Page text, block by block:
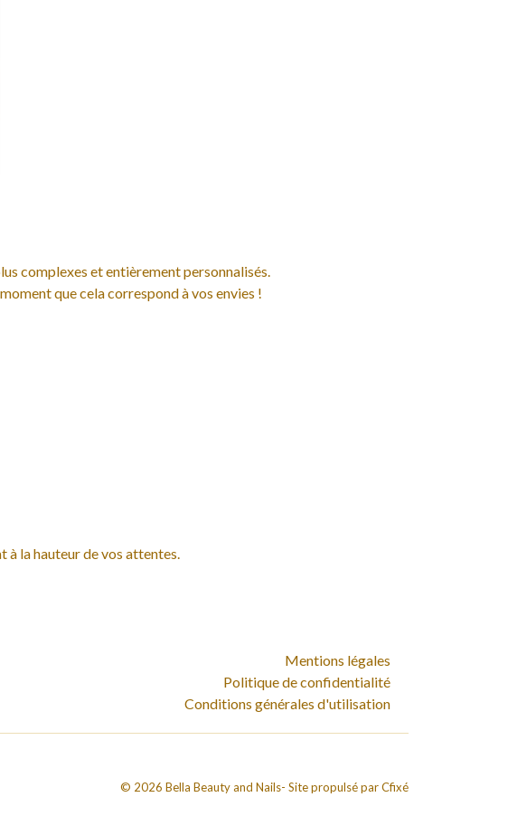
complexes et entièrement personnalisés.
que cela correspond à vos envies !
la hauteur de vos attentes.
Mentions légales
Politique de confidentialité
Conditions générales d'utilisation
© 2026 Bella Beauty and Nails- Site propulsé parCfixé